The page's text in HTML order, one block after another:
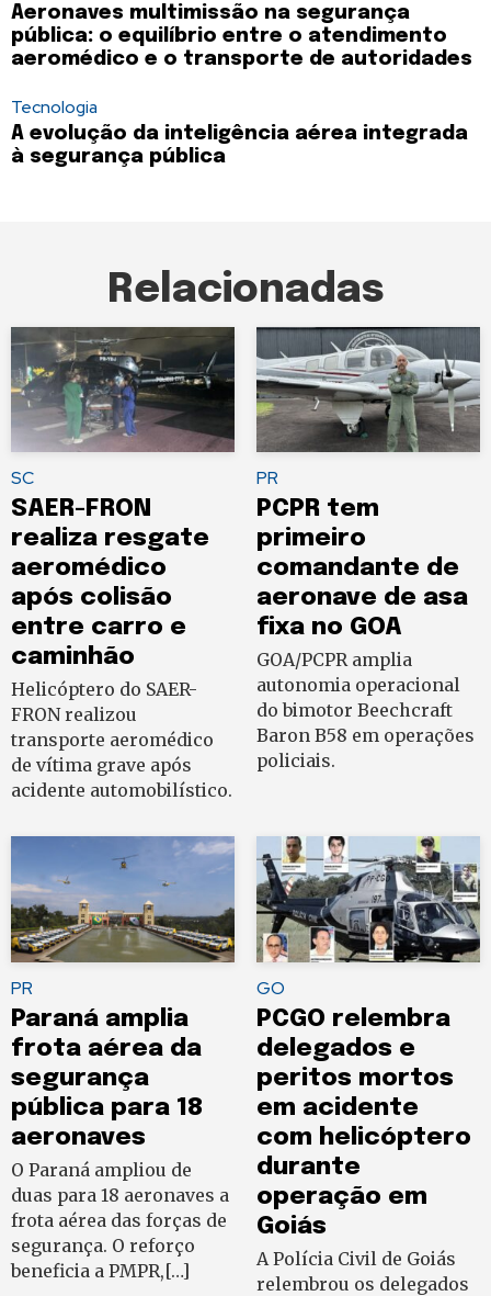
Aeronaves multimissão na segurança
pública: o equilíbrio entre o atendimento
aeromédico e o transporte de autoridades
Tecnologia
A evolução da inteligência aérea integrada
à segurança pública
Relacionadas
SC
SAER-FRON
realiza resgate
aeromédico
após colisão
entre carro e
caminhão
Helicóptero do SAER-
FRON realizou
transporte aeromédico
de vítima grave após
acidente automobilístico.
PR
PCPR tem
primeiro
comandante de
aeronave de asa
fixa no GOA
GOA/PCPR amplia
autonomia operacional
do bimotor Beechcraft
Baron B58 em operações
policiais.
PR
Paraná amplia
frota aérea da
segurança
pública para 18
aeronaves
O Paraná ampliou de
duas para 18 aeronaves a
frota aérea das forças de
segurança. O reforço
beneficia a PMPR,[…]
GO
PCGO relembra
delegados e
peritos mortos
em acidente
com helicóptero
durante
operação em
Goiás
A Polícia Civil de Goiás
relembrou os delegados